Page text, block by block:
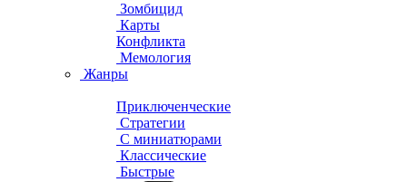
Зомбицид
Карты
Конфликта
Мемология
Жанры
Приключенческие
Стратегии
С миниатюрами
Классические
Быстрые